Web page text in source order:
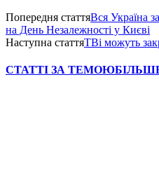
Попередня статтяВся Україна
на День Незалежності у Києві
Наступна статтяТВі можуть
СТАТТІ ЗА ТЕМОЮ